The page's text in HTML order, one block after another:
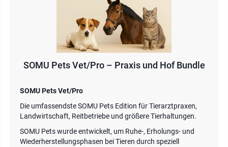
SOMU Pets Vet/Pro – Praxis und Hof Bundle
SOMU Pets Vet/Pro
Die umfassendste SOMU Pets Edition für Tierarztpraxen,
Landwirtschaft, Reitbetriebe und größere Tierhaltungen.
SOMU Pets wurde entwickelt, um Ruhe-, Erholungs- und
Wiederherstellungsphasen bei Tieren durch speziell